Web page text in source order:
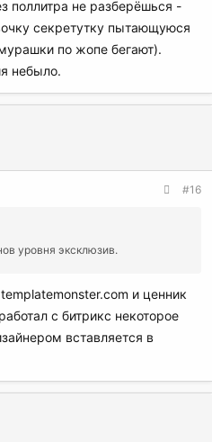
поллитра не разберёшься -
секретутку пытающуюся
по жопе бегают).
небыло.
#16
уровня эксклюзив.
и ценник
с битрикс некоторое
вставляется в